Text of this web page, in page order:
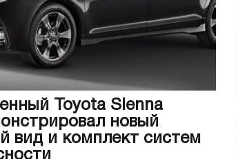
Toyota Sienna
новый
вид и комплект систем